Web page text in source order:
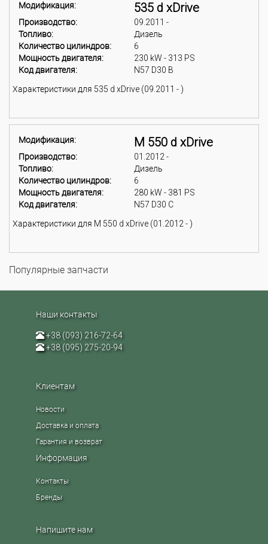
Модификация: 535 d xDrive
Производство:
09.2011 -
Топливо:
Дизель
Количество цилиндров:
6
Мощность двигателя:
230 kW - 313 PS
Код двигателя:
N57 D30 B
Характеристики для 535 d xDrive (09.2011 - )
Модификация: M 550 d xDrive
Производство:
01.2012 -
Топливо:
Дизель
Количество цилиндров:
6
Мощность двигателя:
280 kW - 381 PS
Код двигателя:
N57 D30 C
Характеристики для M 550 d xDrive (01.2012 - )
Популярные запчасти
Наши контакты
+38 (093) 216-72-64
+38 (095) 275-20-94
Клиентам
Новости
Доставка и оплата
Гарантия и возврат
Информация
Контакты
Бренды
Напишите нам